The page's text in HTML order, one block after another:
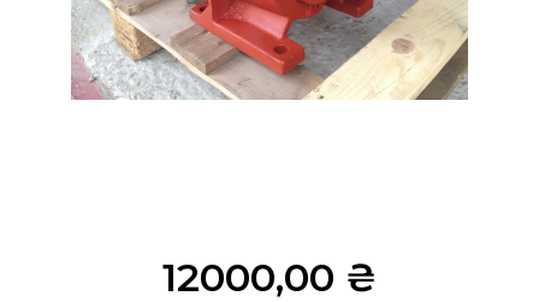
12000,00 ₴